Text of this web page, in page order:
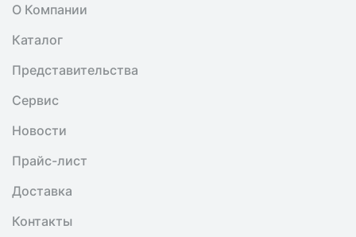
О Компании
Каталог
Представительства
Сервис
Новости
Прайс-лист
Доставка
Контакты